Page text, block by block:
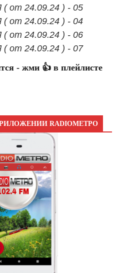
от 24.09.24 ) - 05
от 24.09.24 ) - 04
от 24.09.24 ) - 06
от 24.09.24 ) - 07
- жми 👍 в плейлисте
RADIOМЕТРО